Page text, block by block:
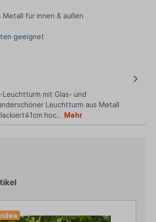
Metall für innen & außen
geeignet
mit Glas- und
Leuchtturm aus Metall
hoc… Mehr